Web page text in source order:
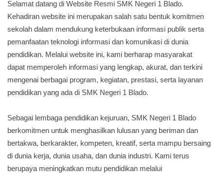
Selamat datang di Website Resmi SMK Negeri 1 Blado.
Kehadiran website ini merupakan salah satu bentuk komitmen
sekolah dalam mendukung keterbukaan informasi publik serta
pemanfaatan teknologi informasi dan komunikasi di dunia
pendidikan. Melalui website ini, kami berharap masyarakat
dapat memperoleh informasi yang lengkap, akurat, dan terkini
mengenai berbagai program, kegiatan, prestasi, serta layanan
pendidikan yang ada di SMK Negeri 1 Blado.
Sebagai lembaga pendidikan kejuruan, SMK Negeri 1 Blado
berkomitmen untuk menghasilkan lulusan yang beriman dan
bertakwa, berkarakter, kompeten, kreatif, serta mampu bersaing
di dunia kerja, dunia usaha, dan dunia industri. Kami terus
berupaya meningkatkan mutu pendidikan melalui